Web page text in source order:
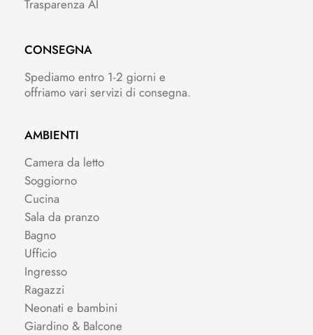
Trasparenza AI
CONSEGNA
Spediamo entro 1-2 giorni e
offriamo vari servizi di consegna.
AMBIENTI
Camera da letto
Soggiorno
Cucina
Sala da pranzo
Bagno
Ufficio
Ingresso
Ragazzi
Neonati e bambini
Giardino & Balcone